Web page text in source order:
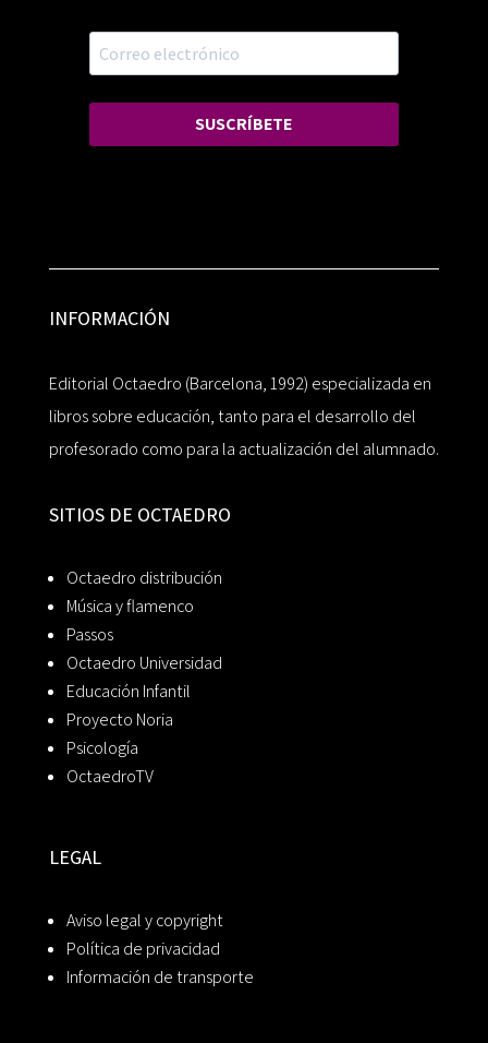
SUSCRÍBETE
INFORMACIÓN
Editorial Octaedro (Barcelona, 1992) especializada en
libros sobre educación, tanto para el desarrollo del
profesorado como para la actualización del alumnado.
SITIOS DE OCTAEDRO
Octaedro distribución
Música y flamenco
Passos
Octaedro Universidad
Educación Infantil
Proyecto Noria
Psicología
OctaedroTV
LEGAL
Aviso legal y copyright
Política de privacidad
Información de transporte